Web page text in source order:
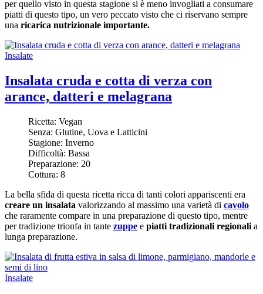
per quello visto in questa stagione si è meno invogliati a consumare
piatti di questo tipo, un vero peccato visto che ci riservano sempre
una ricarica nutrizionale importante.
Insalate
Insalata cruda e cotta di verza con
arance, datteri e melagrana
Ricetta: Vegan
Senza: Glutine, Uova e Latticini
Stagione: Inverno
Difficoltà: Bassa
Preparazione: 20
Cottura: 8
La bella sfida di questa ricetta ricca di tanti colori appariscenti era
creare un insalata valorizzando al massimo una varietà di cavolo
che raramente compare in una preparazione di questo tipo, mentre
per tradizione trionfa in tante zuppe e piatti tradizionali regionali a
lunga preparazione.
Insalate